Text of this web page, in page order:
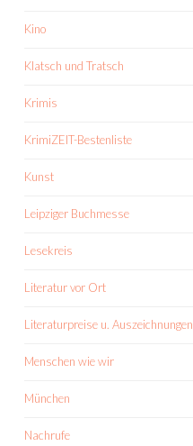
Kino
Klatsch und Tratsch
Krimis
KrimiZEIT-Bestenliste
Kunst
Leipziger Buchmesse
Lesekreis
Literatur vor Ort
Literaturpreise u. Auszeichnungen
Menschen wie wir
München
Nachrufe